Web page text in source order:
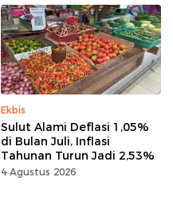
Ekbis
Sulut Alami Deflasi 1,05%
di Bulan Juli, Inflasi
Tahunan Turun Jadi 2,53%
4 Agustus 2026